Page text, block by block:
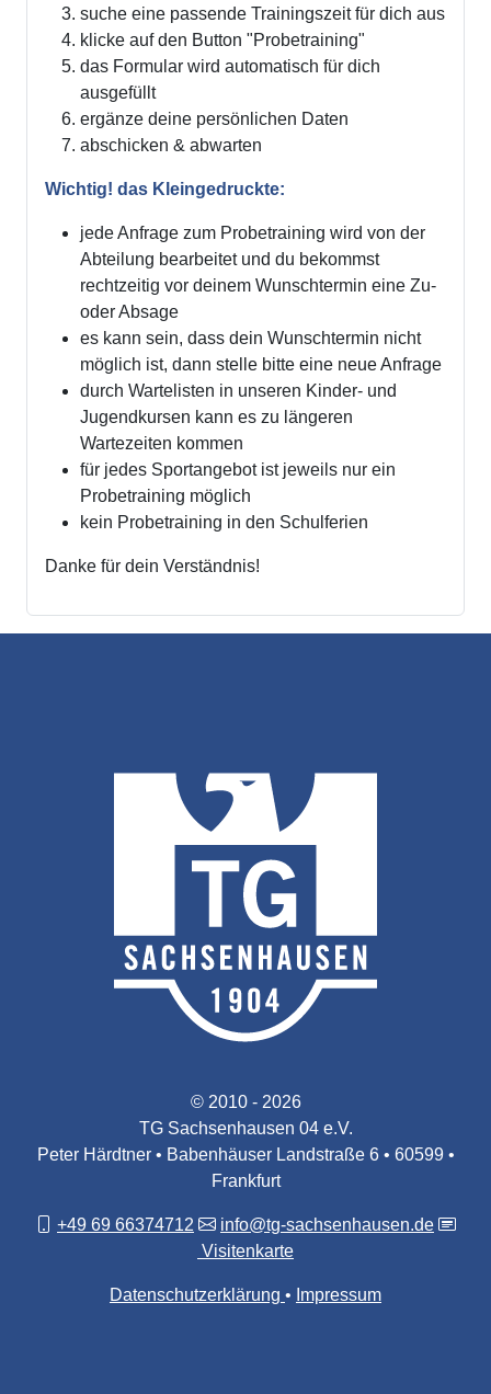
suche eine passende Trainingszeit für dich aus
klicke auf den Button "Probetraining"
das Formular wird automatisch für dich
ausgefüllt
ergänze deine persönlichen Daten
abschicken & abwarten
Wichtig! das Kleingedruckte:
jede Anfrage zum Probetraining wird von der
Abteilung bearbeitet und du bekommst
rechtzeitig vor deinem Wunschtermin eine Zu-
oder Absage
es kann sein, dass dein Wunschtermin nicht
möglich ist, dann stelle bitte eine neue Anfrage
durch Wartelisten in unseren Kinder- und
Jugendkursen kann es zu längeren
Wartezeiten kommen
für jedes Sportangebot ist jeweils nur ein
Probetraining möglich
kein Probetraining in den Schulferien
Danke für dein Verständnis!
© 2010 - 2026
TG Sachsenhausen 04 e.V.
Peter Härdtner • Babenhäuser Landstraße 6 • 60599 •
Frankfurt
+49 69 66374712
info@tg-sachsenhausen.de
Visitenkarte
Datenschutzerklärung Impressum